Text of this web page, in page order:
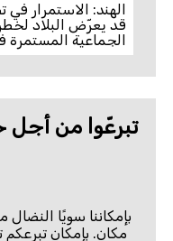
الهند: الاستمرار في
قد يعرّض البلاد لخطر
الجماعية
تبرعّوا من أجل
بإمكاننا سويًا
مكان. بإمكان